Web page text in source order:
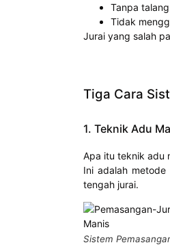
Tanpa
Tidak
Jurai yang salah
Tiga Cara
1. Teknik Adu
Apa itu teknik adu
Ini adalah
tengah jurai.
Sistem